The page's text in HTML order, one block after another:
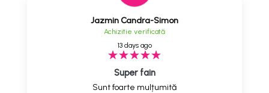
Jazmin Candra-Simon
Achizitie verificată
13 days ago
Super fain
Sunt foarte mulțumită